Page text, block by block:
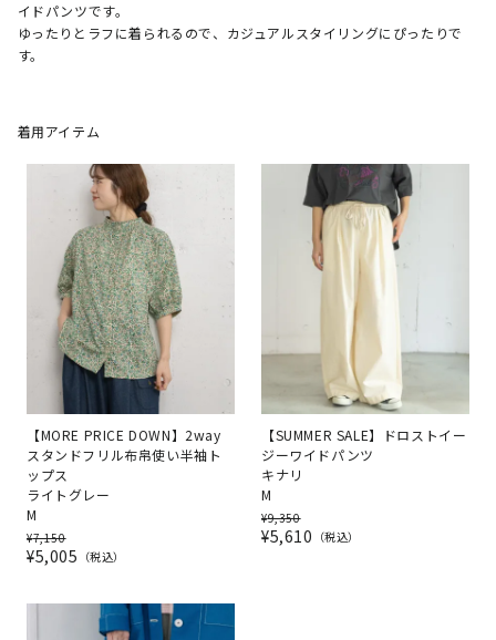
イドパンツです。
ゆったりとラフに着られるので、カジュアルスタイリングにぴったりで
す。
着用アイテム
【MORE PRICE DOWN】2way
スタンドフリル布帛使い半袖ト
ップス
ライトグレー
M
¥7,150
¥5,005 税込
【SUMMER SALE】ドロストイー
ジーワイドパンツ
キナリ
M
¥9,350
¥5,610 税込